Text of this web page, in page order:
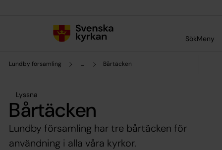
SökMeny
Lundby församling ... Bårtäcken
Lyssna
Bårtäcken
Lundby församling har tre bårtäcken för
användning i alla våra kyrkor.